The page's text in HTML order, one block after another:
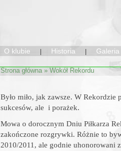
O klubie Historia Galeria
Strona główna» Wokół Rekordu
Było miło, jak zawsze. W
sukcesów, ale i porażek.
Mowa o dorocznym Dniu Piłkarza
zakończone rozgrywki. Różnie to
2010/2011, ale godnie uhonorowani